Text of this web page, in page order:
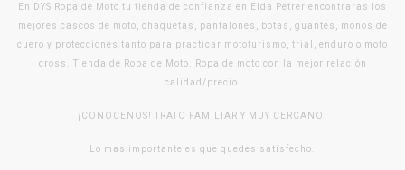
En DYS Ropa de Moto tu tienda de confianza en Elda Petrer encontraras los
mejores cascos de moto, chaquetas, pantalones, botas, guantes, monos de
cuero y protecciones tanto para practicar mototurismo, trial, enduro o moto
cross. Tienda de Ropa de Moto. Ropa de moto con la mejor relación
calidad/precio.
¡CONOCENOS! TRATO FAMILIAR Y MUY CERCANO.
Lo mas importante es que quedes satisfecho.